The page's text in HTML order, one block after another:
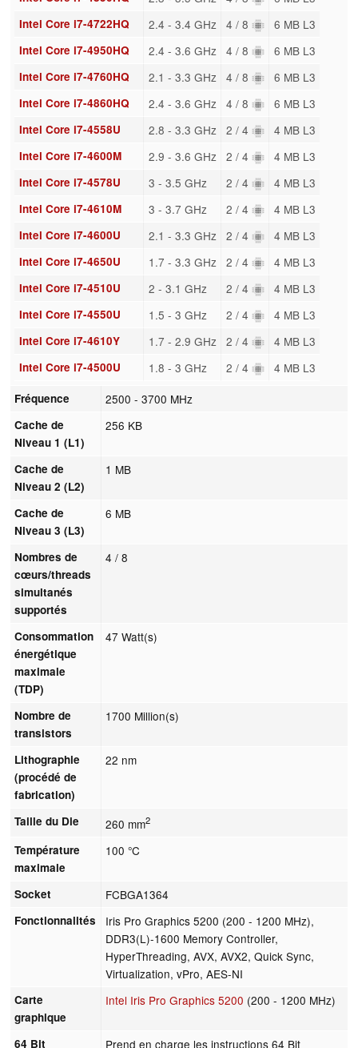
Intel Core i7-4722HQ 2.4 - 3.4 GHz 4 / 8 6 MB L3
Intel Core i7-4950HQ 2.4 - 3.6 GHz 4 / 8 6 MB L3
Intel Core i7-4760HQ 2.1 - 3.3 GHz 4 / 8 6 MB L3
Intel Core i7-4860HQ 2.4 - 3.6 GHz 4 / 8 6 MB L3
Intel Core i7-4558U 2.8 - 3.3 GHz 2 / 4 4 MB L3
Intel Core i7-4600M 2.9 - 3.6 GHz 2 / 4 4 MB L3
Intel Core i7-4578U 3 - 3.5 GHz 2 / 4 4 MB L3
Intel Core i7-4610M 3 - 3.7 GHz 2 / 4 4 MB L3
Intel Core i7-4600U 2.1 - 3.3 GHz 2 / 4 4 MB L3
Intel Core i7-4650U 1.7 - 3.3 GHz 2 / 4 4 MB L3
Intel Core i7-4510U 2 - 3.1 GHz 2 / 4 4 MB L3
Intel Core i7-4550U 1.5 - 3 GHz 2 / 4 4 MB L3
Intel Core i7-4610Y 1.7 - 2.9 GHz 2 / 4 4 MB L3
Intel Core i7-4500U 1.8 - 3 GHz 2 / 4 4 MB L3
Fréquence 2500 - 3700 MHz
Cache de
Niveau 1 (L1)
256 KB
Cache de
Niveau 2 (L2)
1 MB
Cache de
Niveau 3 (L3)
6 MB
Nombres de
cœurs/threads
simultanés
supportés
4 / 8
Consommation
énergétique
maximale
(TDP)
47 Watt(s)
Nombre de
transistors
1700 Million(s)
Lithographie
(procédé de
fabrication)
22 nm
Taille du Die 260 mm2
Température
maximale
100 °C
Socket FCBGA1364
Fonctionnalités
Iris Pro Graphics 5200 (200 - 1200 MHz),
DDR3(L)-1600 Memory Controller,
HyperThreading, AVX, AVX2, Quick Sync,
Virtualization, vPro, AES-NI
Carte
graphique
Intel Iris Pro Graphics 5200 (200 - 1200 MHz)
64 Bit Prend en charge les instructions 64 Bit